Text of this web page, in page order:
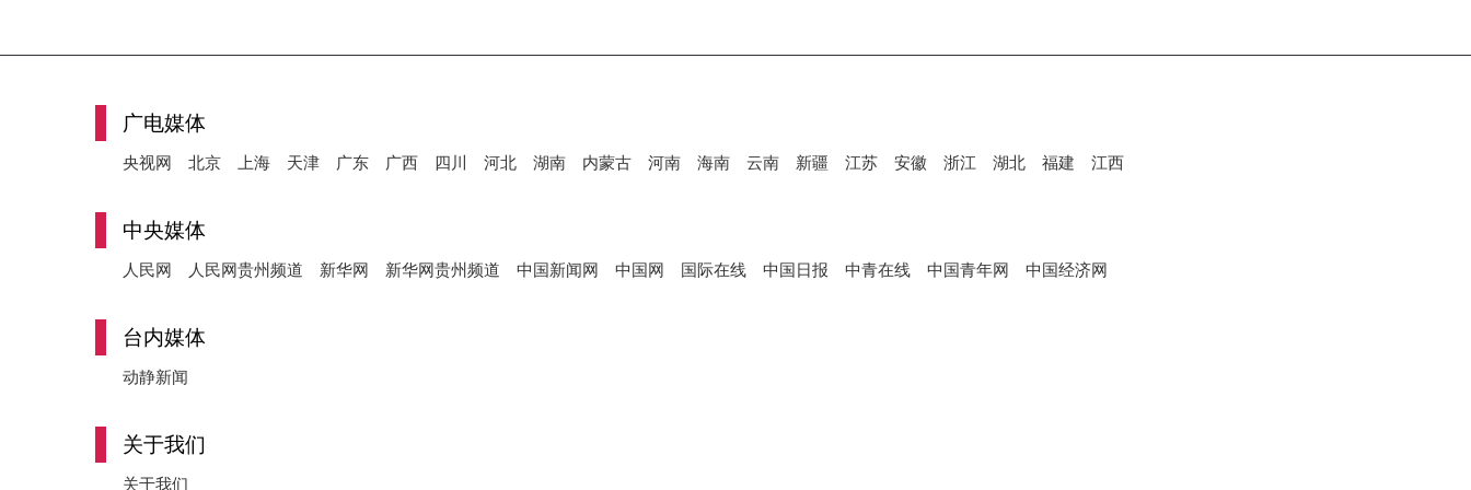
广电媒体
央视网 北京 上海 天津 广东 广西 四川 河北 湖南 内蒙古 河南 海南 云南 新疆 江苏 安徽 浙江 湖北 福建 江西
中央媒体
人民网 人民网贵州频道 新华网 新华网贵州频道 中国新闻网 中国网 国际在线 中国日报 中青在线 中国青年网 中国经济网
台内媒体
动静新闻
关于我们
关于我们